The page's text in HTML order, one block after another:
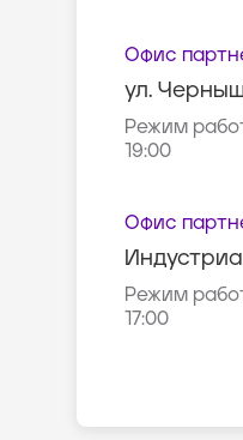
Офис
ул.
Режим
19:00
Офис
Режим
17:00